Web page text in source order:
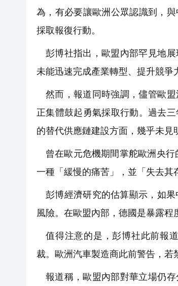
為，有必要讓歐洲公眾認識到，
採取報復行動。
彭博社指出，歐盟內部罕見地
未能迅速完成產業轉型、提升競爭
然而，報道同時強調，儘管歐
正集體鼓起勇氣採取行動。過去
的替代供應鏈建設方面，幾乎未見
曾在歐元危機期間掌舵歐洲央
一種「緩慢的痛苦」，並「失去其
彭博經濟研究的估算顯示，如
風險。在歐盟內部，德國是暴露程
值得注意的是，彭博社此前報
裁。歐洲汽車製造商此前警告，若
報道稱，歐盟內部對華立場仍